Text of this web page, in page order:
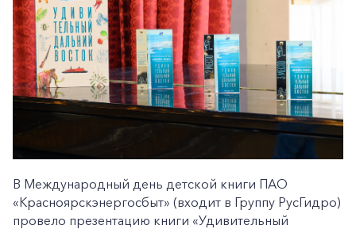
В Международный день детской книги ПАО
«Красноярскэнергосбыт» (входит в Группу РусГидро)
провело презентацию книги «Удивительный